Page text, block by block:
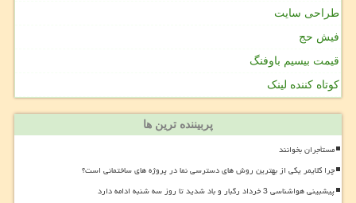
طراحی سایت
فیش حج
قیمت بیسیم باوفنگ
کوتاه کننده لینک
پربیننده ترین ها
مستأجران بخوانند
چرا کلایمر یکی از بهترین روش های دسترسی نما در پروژه های ساختمانی است؟
پیشبینی هواشناسی 3 خرداد رگبار و باد شدید تا روز سه شنبه ادامه دارد